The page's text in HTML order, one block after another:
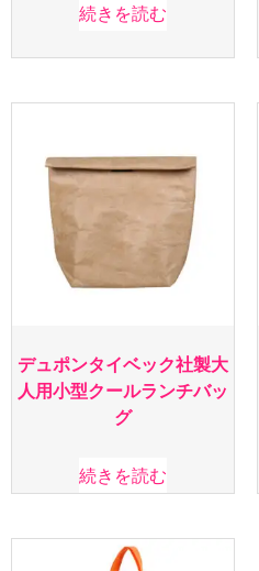
続きを読む
デュポンタイベック社製大
人用小型クールランチバッ
グ
続きを読む